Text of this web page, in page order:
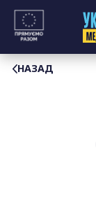
Перейти
контенту
НАЗАД